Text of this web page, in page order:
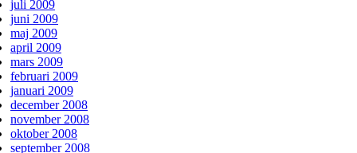
juli 2009
juni 2009
maj 2009
april 2009
mars 2009
februari 2009
januari 2009
december 2008
november 2008
oktober 2008
september 2008